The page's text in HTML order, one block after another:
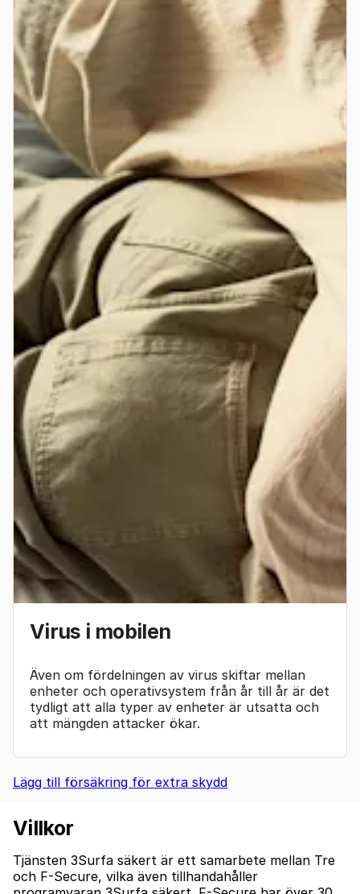
Virus i mobilen
Även om fördelningen av virus skiftar mellan
enheter och operativsystem från år till år är det
tydligt att alla typer av enheter är utsatta och
att mängden attacker ökar.
Lägg till försäkring för extra skydd
Villkor
Tjänsten 3Surfa säkert är ett samarbete mellan Tre
och F-Secure, vilka även tillhandahåller